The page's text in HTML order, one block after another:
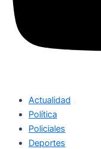
Actualidad
Política
Policiales
Deportes